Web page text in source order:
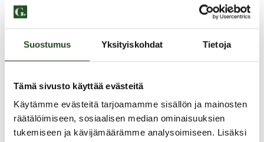
Suostumus Yksityiskohdat Tietoja
Tämä sivusto käyttää evästeitä
Käytämme evästeitä tarjoamamme sisällön ja mainosten
räätälöimiseen, sosiaalisen median ominaisuuksien
tukemiseen ja kävijämäärämme analysoimiseen. Lisäksi
LÄS MER